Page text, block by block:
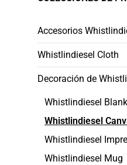
Accesorios
Whistlindiesel Cloth
Decoración de
Whistlindiesel
Whistlindiesel
Whistlindiesel
Whistlindiesel Mug